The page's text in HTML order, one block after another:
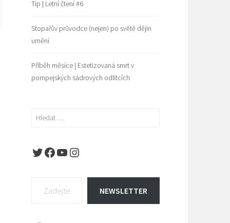
Tip | Letní čtení #6
Stopařův průvodce (nejen) po světě dějin
umění
Příběh měsíce | Estetizovaná smrt v
pompejských sádrových odlitcích
Vyhledávání
Twitter
Facebook
YouTube
Instagram
NEWSLETTER